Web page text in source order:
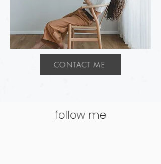
CONTACT ME
follow me